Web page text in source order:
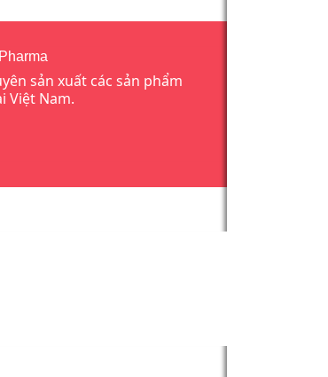
sản xuất các sản phẩm
Việt Nam.